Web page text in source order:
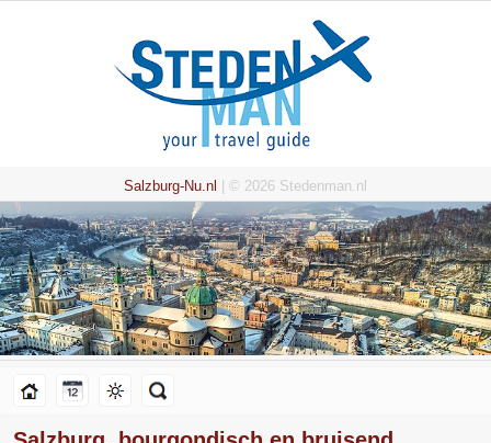
Salzburg-Nu.nl | © 2026 Stedenman.nl